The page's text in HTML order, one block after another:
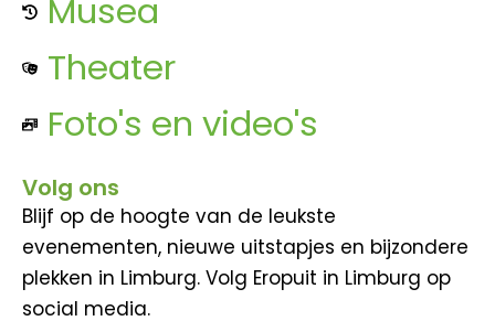
Musea
Theater
Foto's en video's
Volg ons
Blijf op de hoogte van de leukste
evenementen, nieuwe uitstapjes en bijzondere
plekken in Limburg. Volg Eropuit in Limburg op
social media.